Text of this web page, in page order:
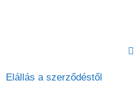
Elállás a szerződéstől